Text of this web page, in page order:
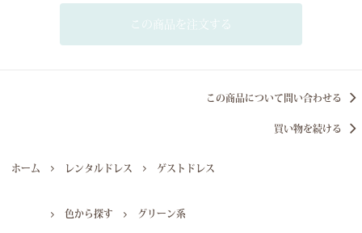
この商品を注文する
この商品について問い合わせる
買い物を続ける
ホーム レンタルドレス ゲストドレス
色から探す グリーン系